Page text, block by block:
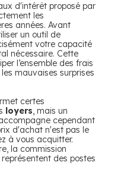
d'intérêt proposé par
les
années. Avant
un outil de
votre capacité
nécessaire. Cette
l’ensemble des frais
mauvaises surprises
certes
loyers, mais un
cependant
d'achat n'est pas le
à vous acquitter.
la commission
des postes